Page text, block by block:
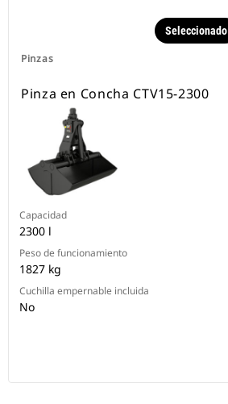
Pinzas
Seleccionado
Pinza en Concha CTV15-2300
Capacidad
2300 l
Peso de funcionamiento
1827 kg
Cuchilla empernable incluida
No